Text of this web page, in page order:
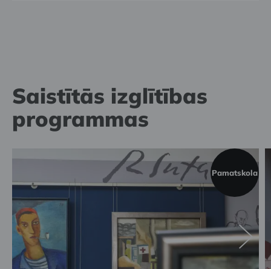
Saistītās izglītības
programmas
Pamatskola